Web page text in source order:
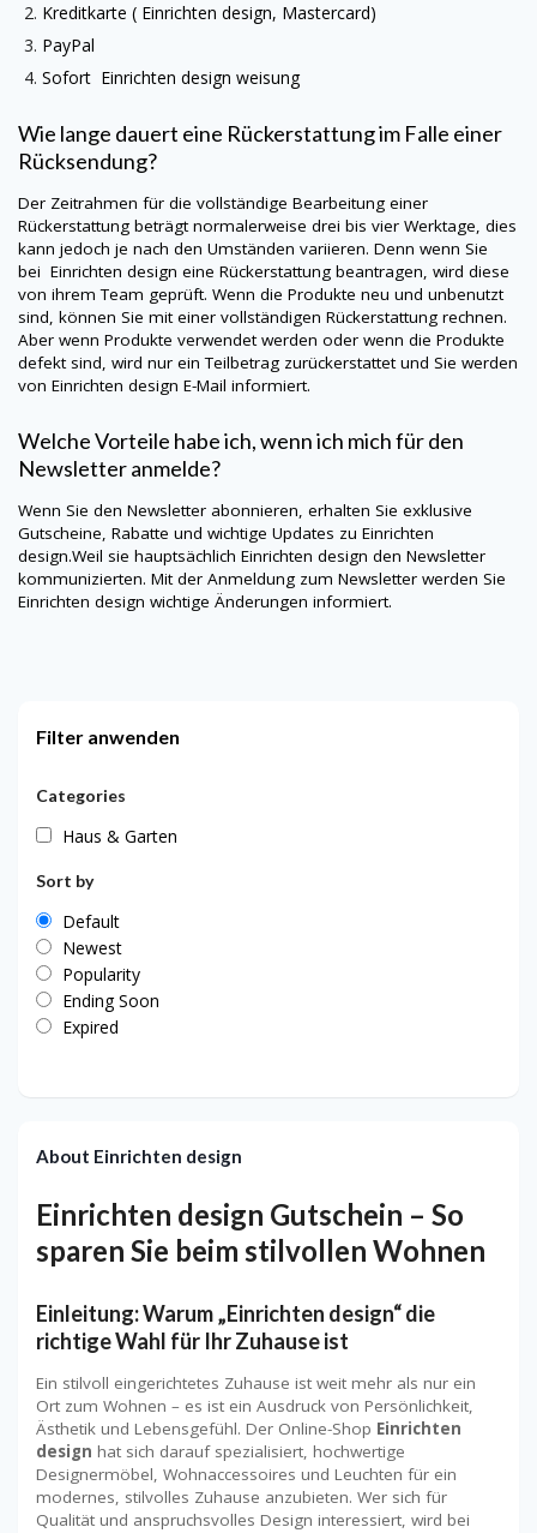
Kreditkarte ( Einrichten design, Mastercard)
PayPal
Sofort Einrichten design weisung
Wie lange dauert eine Rückerstattung im Falle einer
Rücksendung?
Der Zeitrahmen für die vollständige Bearbeitung einer
Rückerstattung beträgt normalerweise drei bis vier Werktage, dies
kann jedoch je nach den Umständen variieren. Denn wenn Sie
bei Einrichten design eine Rückerstattung beantragen, wird diese
von ihrem Team geprüft. Wenn die Produkte neu und unbenutzt
sind, können Sie mit einer vollständigen Rückerstattung rechnen.
Aber wenn Produkte verwendet werden oder wenn die Produkte
defekt sind, wird nur ein Teilbetrag zurückerstattet und Sie werden
von Einrichten design E-Mail informiert.
Welche Vorteile habe ich, wenn ich mich für den
Newsletter anmelde?
Wenn Sie den Newsletter abonnieren, erhalten Sie exklusive
Gutscheine, Rabatte und wichtige Updates zu Einrichten
design.Weil sie hauptsächlich Einrichten design den Newsletter
kommunizierten. Mit der Anmeldung zum Newsletter werden Sie
Einrichten design wichtige Änderungen informiert.
Filter anwenden
Categories
Haus & Garten
Sort by
Default
Newest
Popularity
Ending Soon
Expired
About Einrichten design
Einrichten design Gutschein – So
sparen Sie beim stilvollen Wohnen
Einleitung: Warum „Einrichten design“ die
richtige Wahl für Ihr Zuhause ist
Ein stilvoll eingerichtetes Zuhause ist weit mehr als nur ein
Ort zum Wohnen – es ist ein Ausdruck von Persönlichkeit,
Ästhetik und Lebensgefühl. Der Online-Shop Einrichten
design hat sich darauf spezialisiert, hochwertige
Designermöbel, Wohnaccessoires und Leuchten für ein
modernes, stilvolles Zuhause anzubieten. Wer sich für
Qualität und anspruchsvolles Design interessiert, wird bei